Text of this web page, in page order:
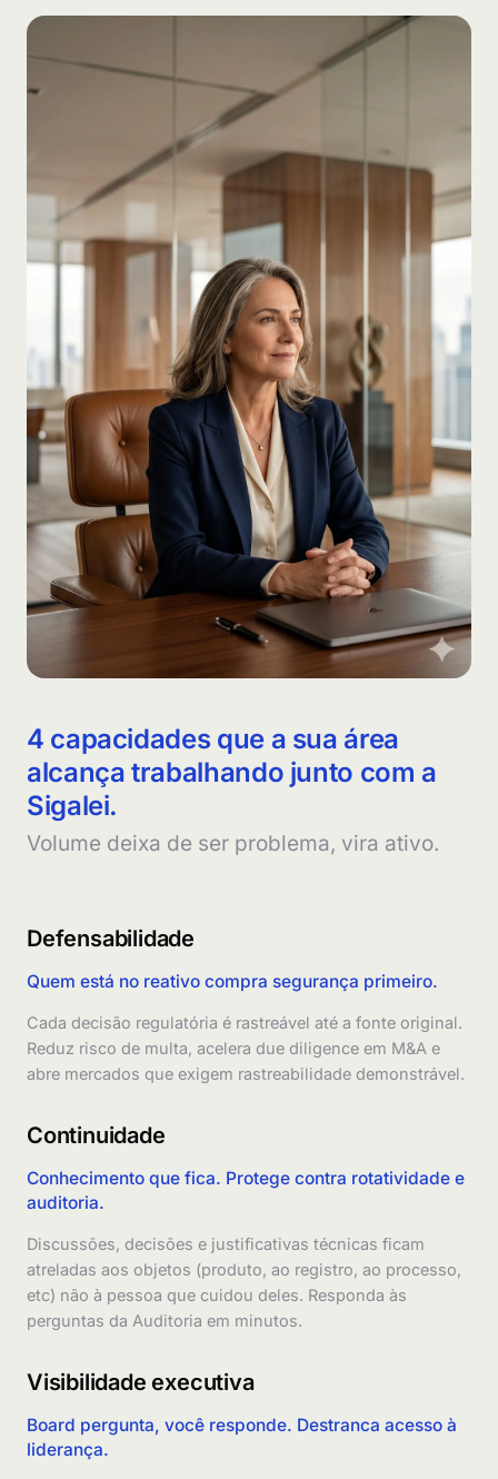
4 capacidades que a sua área
alcança trabalhando junto com a
Sigalei.
Volume deixa de ser problema, vira ativo.
Defensabilidade
Quem está no reativo compra segurança primeiro.
Cada decisão regulatória é rastreável até a fonte original.
Reduz risco de multa, acelera due diligence em M&A e
abre mercados que exigem rastreabilidade demonstrável.
Continuidade
Conhecimento que fica. Protege contra rotatividade e
auditoria.
Discussões, decisões e justificativas técnicas ficam
atreladas aos objetos (produto, ao registro, ao processo,
etc) não à pessoa que cuidou deles. Responda às
perguntas da Auditoria em minutos.
Visibilidade executiva
Board pergunta, você responde. Destranca acesso à
liderança.